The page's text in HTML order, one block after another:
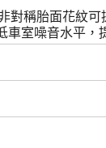
稱胎面花紋
室噪音水平，